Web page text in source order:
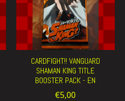
CARDFIGHT!! VANGUARD
SHAMAN KING TITLE
BOOSTER PACK - EN
€5,00